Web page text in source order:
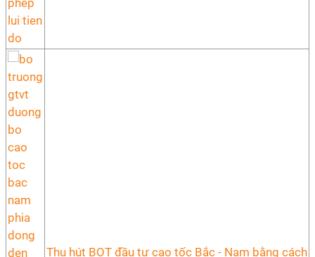
Thu hút BOT đầu tư cao tốc Bắc - Nam bằng cách